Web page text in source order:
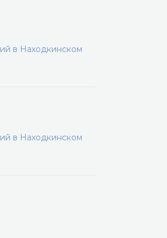
в Находкинском
в Находкинском